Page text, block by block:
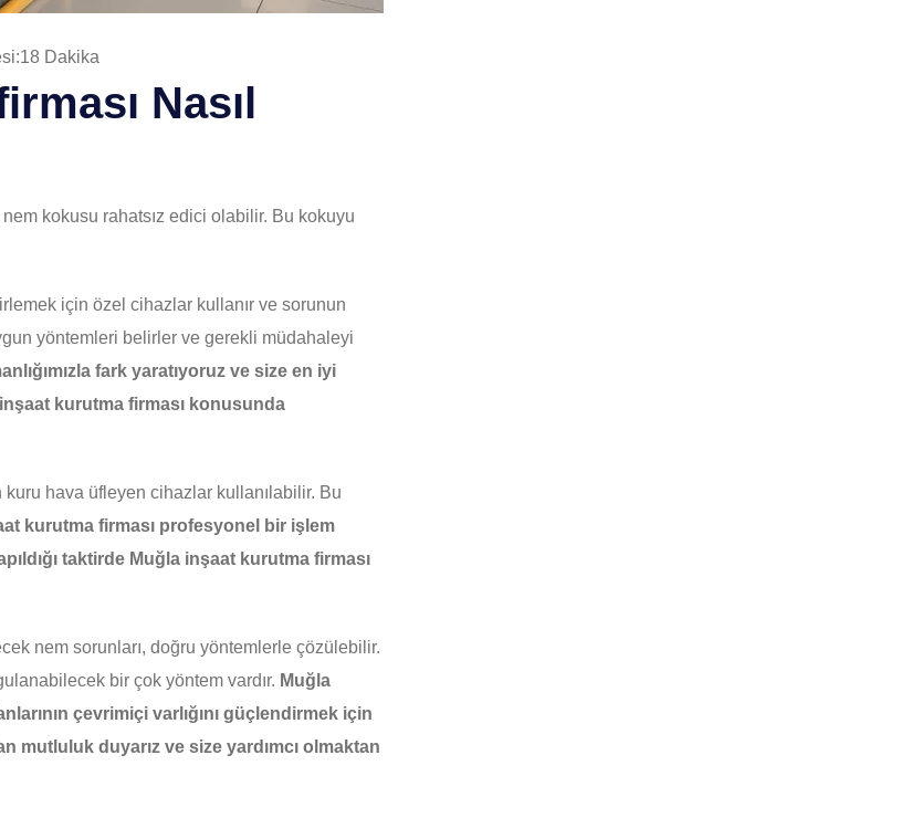
Dakika
Nasıl
kokusu rahatsız edici olabilir. Bu kokuyu
için özel cihazlar kullanır ve sorunun
yöntemleri belirler ve gerekli müdahaleyi
fark yaratıyoruz ve size en iyi
kurutma firması konusunda
hava üfleyen cihazlar kullanılabilir. Bu
kurutma firması profesyonel bir işlem
taktirde Muğla inşaat kurutma firması
nem sorunları, doğru yöntemlerle çözülebilir.
bir çok yöntem vardır. Muğla
çevrimiçi varlığını güçlendirmek için
mutluluk duyarız ve size yardımcı olmaktan